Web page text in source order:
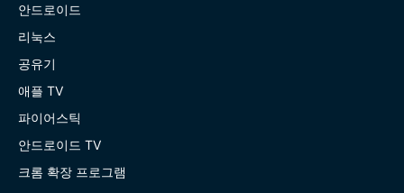
안드로이드
리눅스
공유기
애플 TV
파이어스틱
안드로이드 TV
크롬 확장 프로그램